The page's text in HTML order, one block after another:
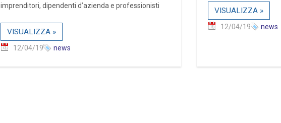
imprenditori, dipendenti d’azienda e professionisti
VISUALIZZA »
12/04/19 news
VISUALIZZA »
12/04/19 news